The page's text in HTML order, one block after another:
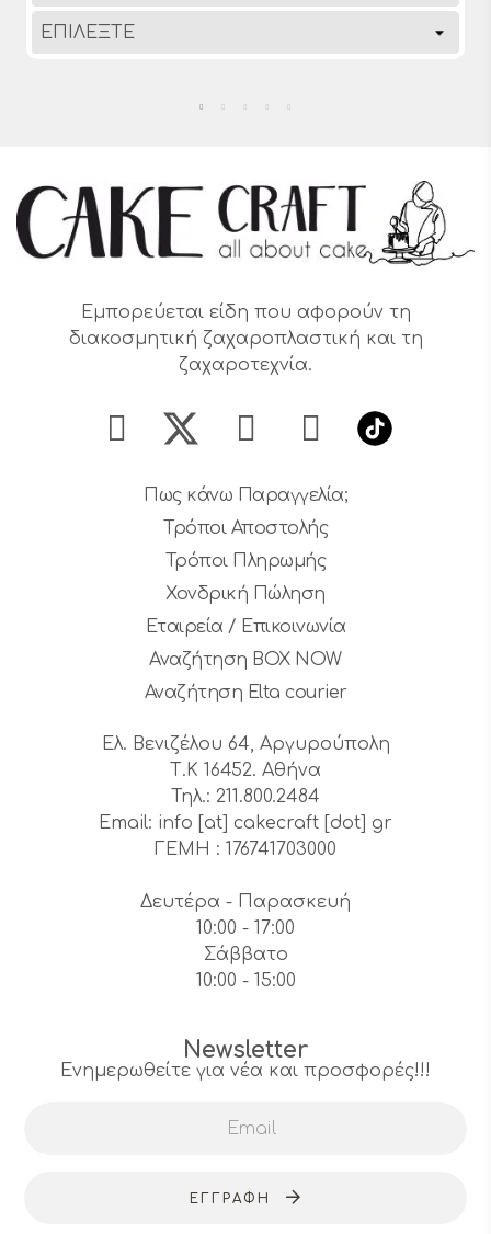
Εμπορεύεται είδη που αφορούν τη
διακοσμητική ζαχαροπλαστική και τη
ζαχαροτεχνία.
Πως κάνω Παραγγελία;
Τρόποι Αποστολής
Τρόποι Πληρωμής
Χονδρική Πώληση
Εταιρεία / Επικοινωνία
Αναζήτηση BOX NOW
Αναζήτηση Elta courier
Ελ. Βενιζέλου 64, Αργυρούπολη
Τ.Κ 16452. Αθήνα
Τηλ.: 211.800.2484
Email: info [at] cakecraft [dot] gr
ΓΕΜΗ : 176741703000
Δευτέρα - Παρασκευή
10:00 - 17:00
Σάββατο
10:00 - 15:00
Newsletter
Ενημερωθείτε για νέα και προσφορές!!!
ΕΓΓΡΑΦΉ